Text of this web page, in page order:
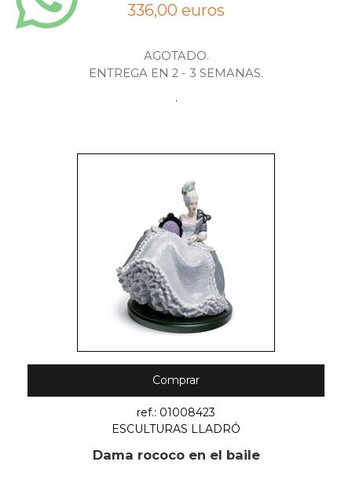
336,00 euros
AGOTADO.
ENTREGA EN 2 - 3 SEMANAS.
.
Comprar
ref.: 01008423
ESCULTURAS LLADRÓ
Dama rococo en el baile